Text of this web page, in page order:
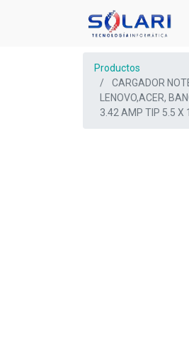
Productos
CARGADOR
LENOVO,ACER,
3.42 AMP TIP 5.5 X